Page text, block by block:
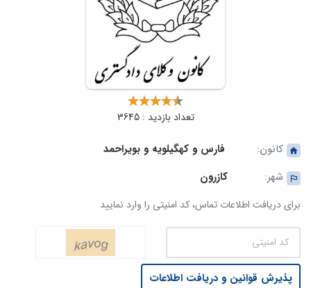
تعداد بازدید : 3645
کانون:
فارس و کهگیلویه و بویراحمد
شهر:
کازرون
برای دریافت اطلاعات تماس، کد امنیتی را وارد نمایید
پذیرش قوانین و دریافت اطلاعات